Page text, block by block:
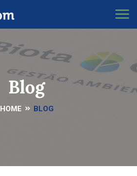
Blog
HOME BLOG